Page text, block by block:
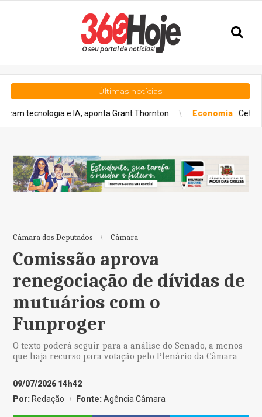
Últimas notícias
e IA, aponta Grant Thornton Economia Cetrel leva
Câmara dos Deputados Câmara
Comissão aprova
renegociação de dívidas de
mutuários com o
Funproger
O texto poderá seguir para a análise do Senado, a menos
que haja recurso para votação pelo Plenário da Câmara
09/07/2026 14h42
Por: Redação Fonte:Agência Câmara